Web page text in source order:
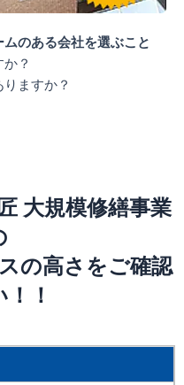
のある会社を選ぶこと
？
ますか？
大規模修繕事業
の高さをご確認
！